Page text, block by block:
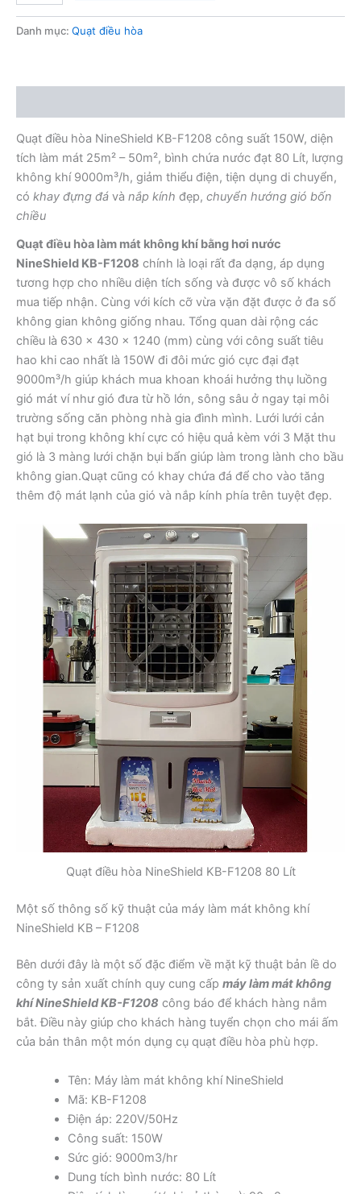
NineShield
Danh mục: Quạt điều hòa
Quạt điều hòa NineShield KB-F1208 công suất 150W, diện
tích làm mát 25m² – 50m², bình chứa nước đạt 80 Lít, lượng
không khí 9000m³/h, giảm thiểu điện, tiện dụng di chuyển,
có khay đựng đá và nắp kính đẹp, chuyển hướng gió bốn
chiều
Quạt điều hòa làm mát không khí bằng hơi nước
NineShield KB-F1208 chính là loại rất đa dạng, áp dụng
tương hợp cho nhiều diện tích sống và được vô số khách
mua tiếp nhận. Cùng với kích cỡ vừa vặn đặt được ở đa số
không gian không giống nhau. Tổng quan dài rộng các
chiều là 630 x 430 x 1240 (mm) cùng với công suất tiêu
hao khi cao nhất là 150W đi đôi mức gió cực đại đạt
9000m³/h giúp khách mua khoan khoái hưởng thụ luồng
gió mát ví như gió đưa từ hồ lớn, sông sâu ở ngay tại môi
trường sống căn phòng nhà gia đình mình. Lưới lưới cản
hạt bụi trong không khí cực có hiệu quả kèm với 3 Mặt thu
gió là 3 màng lưới chặn bụi bẩn giúp làm trong lành cho bầu
không gian.Quạt cũng có khay chứa đá để cho vào tăng
thêm độ mát lạnh của gió và nắp kính phía trên tuyệt đẹp.
Quạt điều hòa NineShield KB-F1208 80 Lít
Một số thông số kỹ thuật của máy làm mát không khí
NineShield KB – F1208
Bên dưới đây là một số đặc điểm về mặt kỹ thuật bản lề do
công ty sản xuất chính quy cung cấp máy làm mát không
khí NineShield KB-F1208 công báo để khách hàng nắm
bắt. Điều này giúp cho khách hàng tuyển chọn cho mái ấm
của bản thân một món dụng cụ quạt điều hòa phù hợp.
Tên: Máy làm mát không khí NineShield
Mã: KB-F1208
Điện áp: 220V/50Hz
Công suất: 150W
Sức gió: 9000m3/hr
Dung tích bình nước: 80 Lít